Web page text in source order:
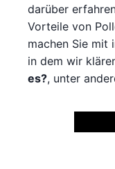
darüber
Vorteile von
machen Sie mit
in dem wir
es?, unter